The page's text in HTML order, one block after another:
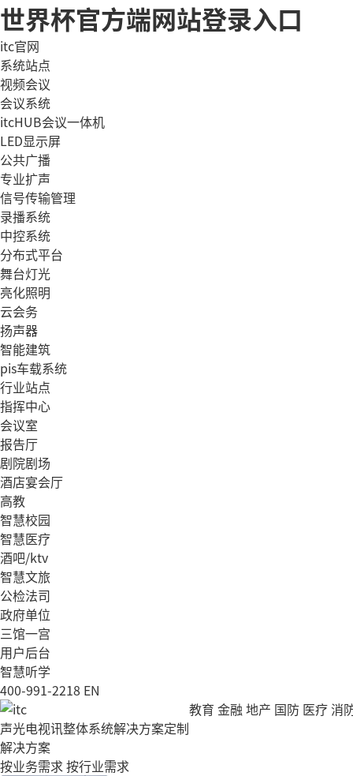
世界杯官方端网站登录入口
itc官网
系统站点
视频会议
会议系统
itcHUB会议一体机
LED显示屏
公共广播
专业扩声
信号传输管理
录播系统
中控系统
分布式平台
舞台灯光
亮化照明
云会务
扬声器
智能建筑
pis车载系统
行业站点
指挥中心
会议室
报告厅
剧院剧场
酒店宴会厅
高教
智慧校园
智慧医疗
酒吧/ktv
智慧文旅
公检法司
政府单位
三馆一宫
用户后台
智慧听学
400-991-2218 EN
声光电视讯整体系统解决方案定制
解决方案
按业务需求按行业需求
教育 金融 地产 国防 医疗消